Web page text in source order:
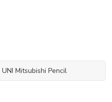
UNI Mitsubishi Pencil